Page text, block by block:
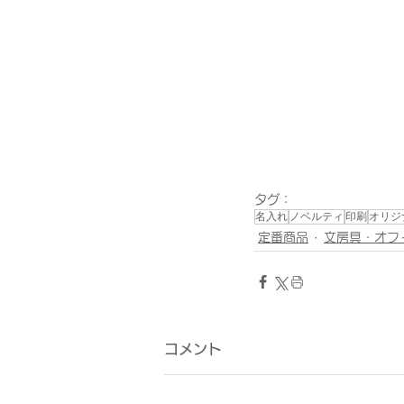
タグ：
名入れ ノベルティ 印刷 オリ
定番商品
文房具・オフ
コメント